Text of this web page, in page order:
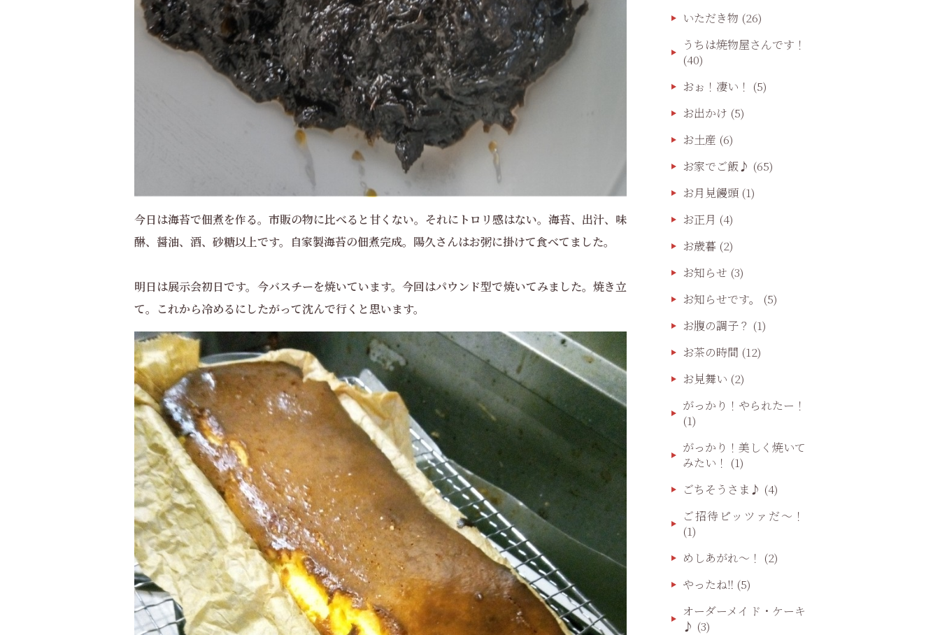
今日は海苔で佃煮を作る。市販の物に比べると甘くない。それにトロリ感はない。海苔、出汁、味
醂、醤油、酒、砂糖以上です。自家製海苔の佃煮完成。陽久さんはお粥に掛けて食べてました。
明日は展示会初日です。今バスチーを焼いています。今回はパウンド型で焼いてみました。焼き立
て。これから冷めるにしたがって沈んで行くと思います。
いただき物 (26)
うちは焼物屋さんです！
(40)
おぉ！凄い！ (5)
お出かけ (5)
お土産 (6)
お家でご飯♪ (65)
お月見饅頭 (1)
お正月 (4)
お歳暮 (2)
お知らせ (3)
お知らせです。
(5)
お腹の調子？ (1)
お茶の時間 (12)
お見舞い (2)
がっかり！やられたー！
(1)
がっかり！美しく焼いて
みたい！ (1)
ごちそうさま♪ (4)
ご招待ピッツァだ〜！
(1)
めしあがれ～！ (2)
やったね‼️ (5)
オーダーメイド・ケーキ
♪ (3)